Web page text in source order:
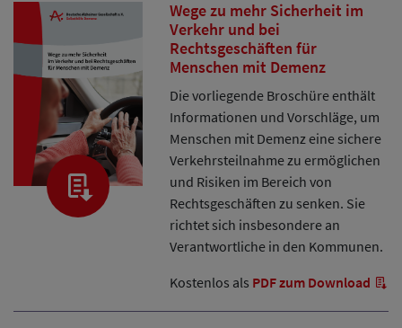
Wege zu mehr Sicherheit im
Verkehr und bei
Rechtsgeschäften für
Menschen mit Demenz
Die vorliegende Broschüre enthält
Informationen und Vorschläge, um
Menschen mit Demenz eine sichere
Verkehrsteilnahme zu ermöglichen
und Risiken im Bereich von
Rechtsgeschäften zu senken. Sie
richtet sich insbesondere an
Verantwortliche in den Kommunen.
Kostenlos als PDF zum Download